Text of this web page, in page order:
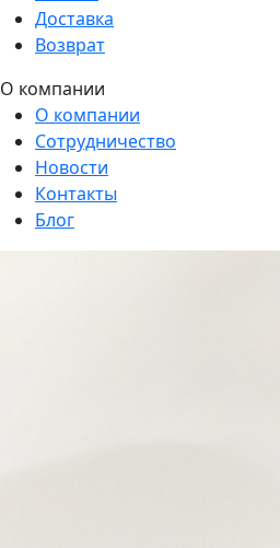
Доставка
Возврат
О компании
О компании
Сотрудничество
Новости
Контакты
Блог